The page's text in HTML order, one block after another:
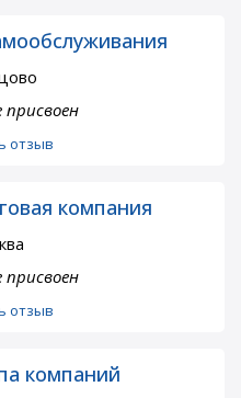
отзыв
компания
отзыв
компаний